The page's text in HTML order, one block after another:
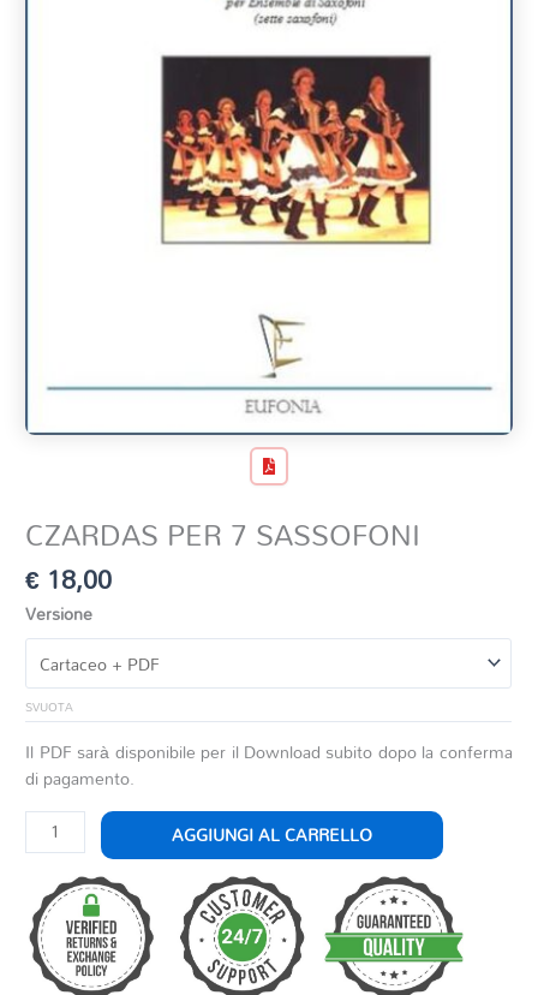
CZARDAS PER 7 SASSOFONI
€ 18,00
Versione
SVUOTA
Il PDF sarà disponibile per il Download subito dopo la conferma
di pagamento.
CZARDAS
PER
SASSOFONI
quantità
AGGIUNGI AL CARRELLO